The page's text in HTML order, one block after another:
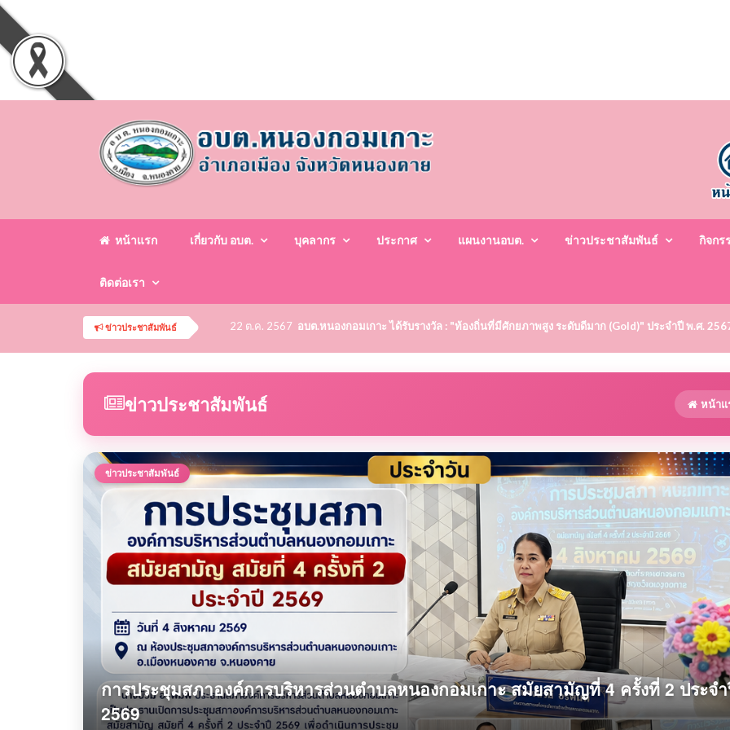
หน้าแรก เกี่ยวกับ อบต. บุคลากร ประกาศ แผนงานอบต. ข่าวประชาสัมพันธ์ กิจกร
ติดต่อเรา
ข่าวประชาสัมพันธ์ 22 ต.ค. 2567 อบต.หนองกอมเกาะ ได้รับรางวัล : "ท้องถิ่นที่มีศักยภาพสูง ระดับดีมาก (Gold)" ประจำปี พ.ศ.
ข่าวประชาสัมพันธ์ หน้าแ
ข่าวประชาสัมพันธ์
การประชุมสภาองค์การบริหารส่วนตำบลหนองกอมเกาะ สมัยสามัญที่ 4 ครั้งที่ 2 ประจ
2569